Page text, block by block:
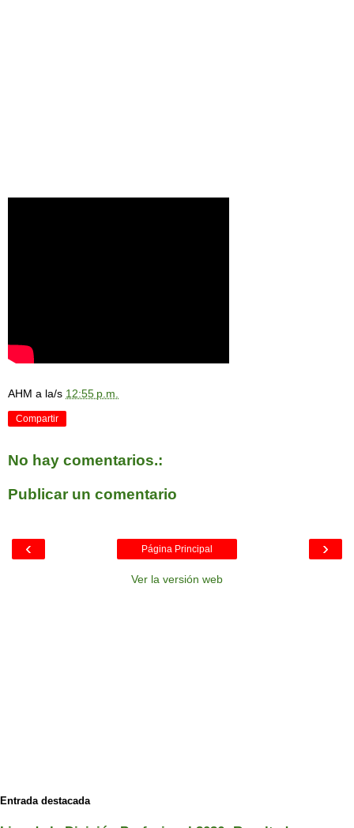
AHM a la/s 12:55 p.m.
Compartir
No hay comentarios.:
Publicar un comentario
‹ ›
Página Principal
Ver la versión web
Entrada destacada